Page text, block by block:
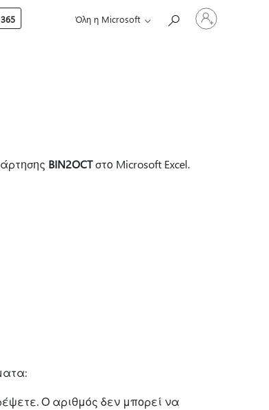
Όλη η Microsoft
Είσοδος
στον
BIN2OCTστο Microsoft Excel.
Ο αριθμός δεν μπορεί να